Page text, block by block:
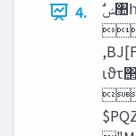
4.